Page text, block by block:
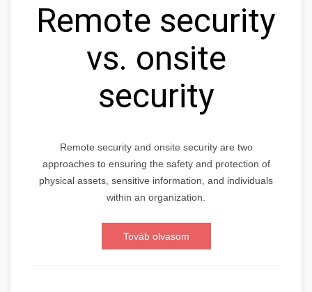
Remote security
vs. onsite
security
Remote security and onsite security are two
approaches to ensuring the safety and protection of
physical assets, sensitive information, and individuals
within an organization.
Továb olvasom